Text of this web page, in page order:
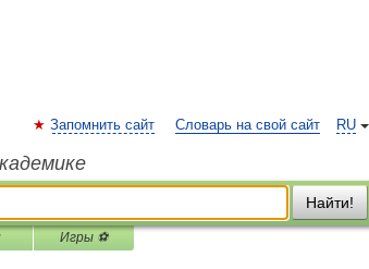
RU
Запомнить сайт Словарь на свой сайт
Найти!
Игры ⚽